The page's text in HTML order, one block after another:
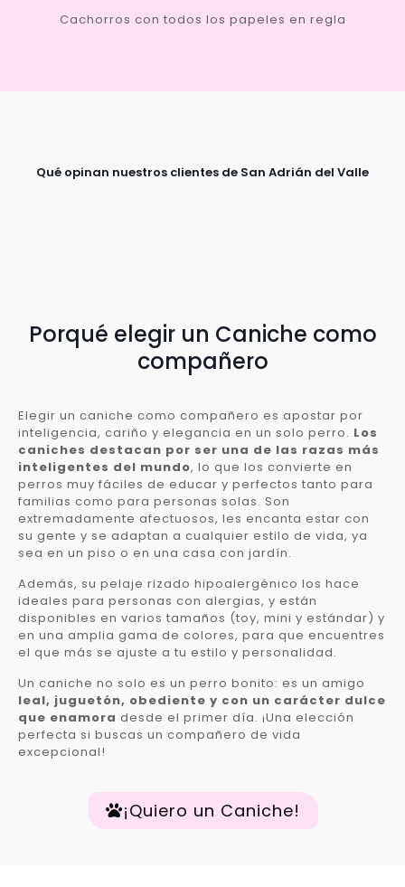
Cachorros con todos los papeles en regla
Qué opinan nuestros clientes de San Adrián del Valle
Porqué elegir un Caniche como
compañero
Elegir un caniche como compañero es apostar por
inteligencia, cariño y elegancia en un solo perro. Los
caniches destacan por ser una de las razas más
inteligentes del mundo, lo que los convierte en
perros muy fáciles de educar y perfectos tanto para
familias como para personas solas. Son
extremadamente afectuosos, les encanta estar con
su gente y se adaptan a cualquier estilo de vida, ya
sea en un piso o en una casa con jardín.
Además, su pelaje rizado hipoalergénico los hace
ideales para personas con alergias, y están
disponibles en varios tamaños (toy, mini y estándar) y
en una amplia gama de colores, para que encuentres
el que más se ajuste a tu estilo y personalidad.
Un caniche no solo es un perro bonito: es un amigo
leal, juguetón, obediente y con un carácter dulce
que enamora desde el primer día. ¡Una elección
perfecta si buscas un compañero de vida
excepcional!
¡Quiero un Caniche!